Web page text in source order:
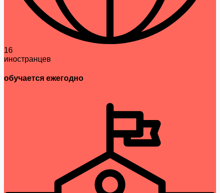
16
иностранцев
обучается ежегодно